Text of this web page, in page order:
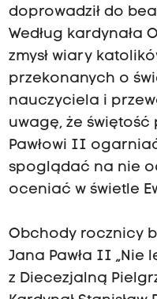
doprowadził do
Według kardynała
zmysł wiary
przekonanych o
nauczyciela i
uwagę, że świętość
Pawłowi II
spoglądać na nie
oceniać w świetle
Obchody rocznicy
Jana Pawła II „Nie
z Diecezjalną